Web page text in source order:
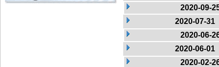
2020-09-
2020-07-31
2020-06-
2020-06-01
2020-02-